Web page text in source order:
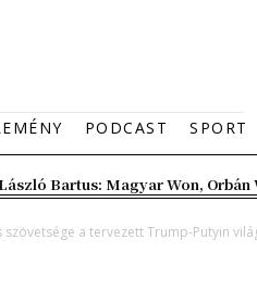
PODCAST SPORT
Bartus: Magyar Won, Orbán
a tervezett Trump-Putyin